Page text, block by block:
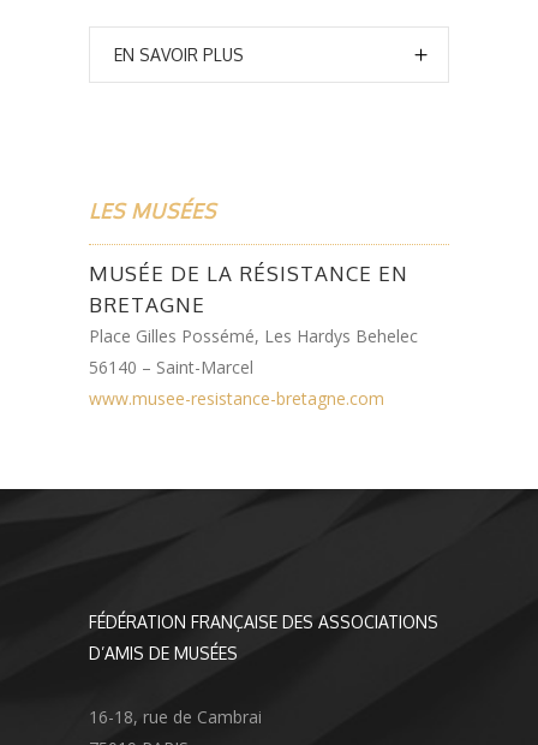
EN SAVOIR PLUS
LES MUSÉES
MUSÉE DE LA RÉSISTANCE EN
BRETAGNE
Place Gilles Possémé, Les Hardys Behelec
56140 – Saint-Marcel
www.musee-resistance-bretagne.com
FÉDÉRATION FRANÇAISE DES ASSOCIATIONS
D’AMIS DE MUSÉES
16-18, rue de Cambrai